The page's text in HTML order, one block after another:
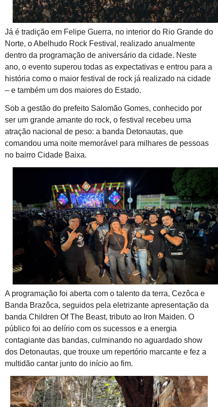
Já é tradição em Felipe Guerra, no interior do Rio Grande do
Norte, oAbelhudo Rock Festival , realizado anualmente
dentro da programação de aniversário da cidade. Neste
ano, o evento superou todas as expectativas e entrou para a
história como o maior festival de rock já realizado na cidade
– e também um dos maiores do Estado.
Sob a gestão do prefeito Salomão Gomes, conhecido por
ser um grande amante do rock, o festival recebeu uma
atração nacional de peso: a banda Detonautas, que
comandou uma noite memorável para milhares de pessoas
no bairro Cidade Baixa.
A programação foi aberta com o talento da terra, Cezôca e
Banda Brazôca, seguidos pela eletrizante apresentação da
banda Children Of The Beast, tributo ao Iron Maiden. O
público foi ao delírio com os sucessos e a energia
contagiante das bandas, culminando no aguardado show
dos Detonautas, que trouxe um repertório marcante e fez a
multidão cantar junto do início ao fim.